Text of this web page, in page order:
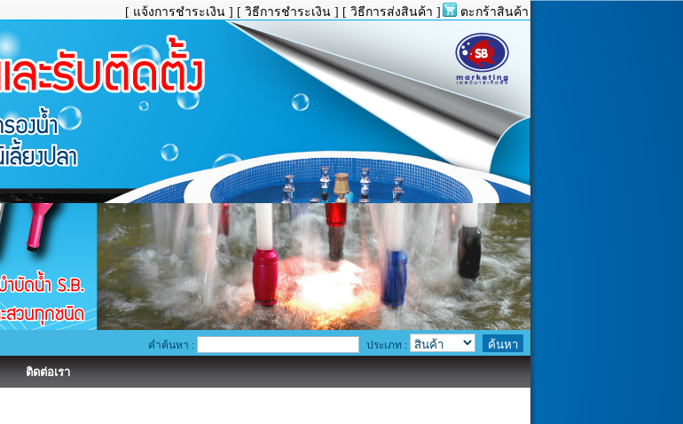
[ แจ้งการชำระเงิน ] [ วิธีการชำระเงิน ] [ วิธีการส่งสินค้า ] ตะกร้าสินค้า
คำค้นหา : ประเภท :
ติดต่อเรา